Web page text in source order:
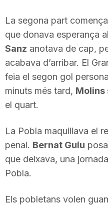
g
o
a
La segona part
que donava esperança
Sanz anotava de cap,
acabava d’arribar. El
feia el segon gol
minuts més tard, Molins
el quart.
La Pobla maquillava el
penal. Bernat Guiu
que deixava, una
Pobla.
Els pobletans volen